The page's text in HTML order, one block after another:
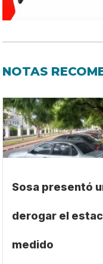
NOTAS
Sosa presentó
derogar el
medido